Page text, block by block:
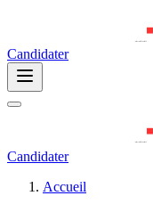
Candidater
Candidater
Accueil